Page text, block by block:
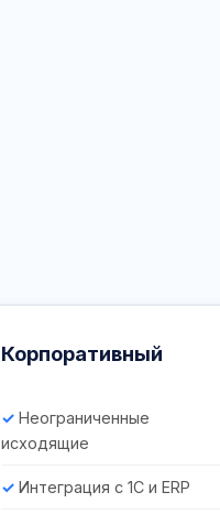
Корпоративный
Неограниченные
исходящие
Интеграция с 1С и ERP